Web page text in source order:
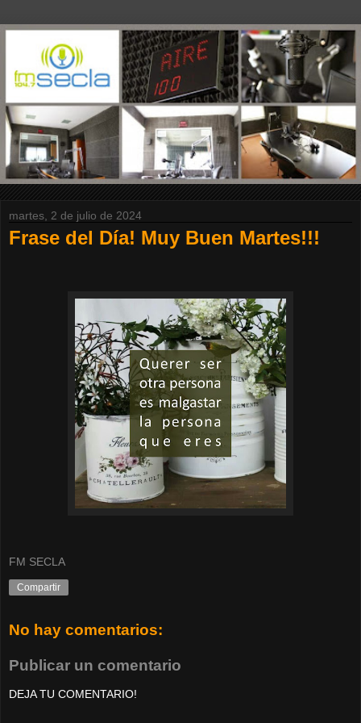
martes, 2 de julio de 2024
Frase del Día! Muy Buen Martes!!!
FM SECLA
Compartir
No hay comentarios:
Publicar un comentario
DEJA TU COMENTARIO!